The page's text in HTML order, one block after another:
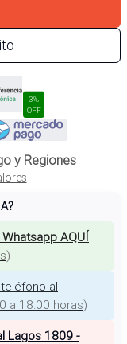
3%
OFF
y Regiones
Whatsapp AQUÍ
)
al
a 18:00 horas)
Lagos 1809 -